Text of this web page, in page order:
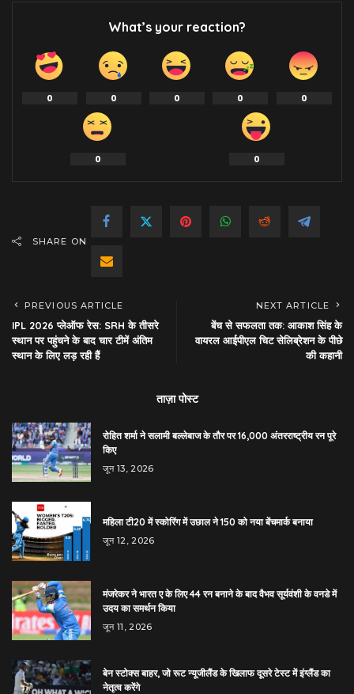
What’s your reaction?
0 0 0 0 0
0 0
SHARE ON
PREVIOUS ARTICLE
IPL 2026 प्लेऑफ रेस: SRH के तीसरे
स्थान पर पहुंचने के बाद चार टीमें अंतिम
स्थान के लिए लड़ रही हैं
NEXT ARTICLE
बेंच से सफलता तक: आकाश सिंह के
वायरल आईपीएल चिट सेलिब्रेशन के पीछे
की कहानी
ताज़ा पोस्ट
रोहित शर्मा ने सलामी बल्लेबाज के तौर पर 16,000 अंतरराष्ट्रीय रन पूरे
किए
जून 13, 2026
महिला टी20 में स्कोरिंग में उछाल ने 150 को नया बेंचमार्क बनाया
जून 12, 2026
मंजरेकर ने भारत ए के लिए 44 रन बनाने के बाद वैभव सूर्यवंशी के वनडे में
उदय का समर्थन किया
जून 11, 2026
बेन स्टोक्स बाहर, जो रूट न्यूजीलैंड के खिलाफ दूसरे टेस्ट में इंग्लैंड का
नेतृत्व करेंगे